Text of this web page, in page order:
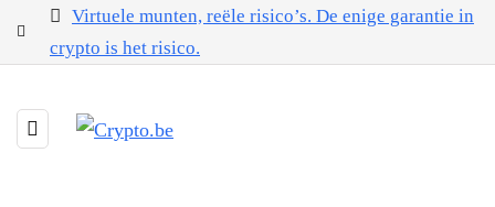
Virtuele munten, reële risico’s. De enige garantie in
crypto is het risico.